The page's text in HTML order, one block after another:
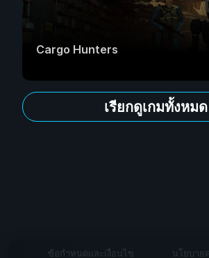
Cargo Hunters
เรียกดูเกมทั้งหมด
ข้อกำหนดและเงื่อนไข นโยบาย